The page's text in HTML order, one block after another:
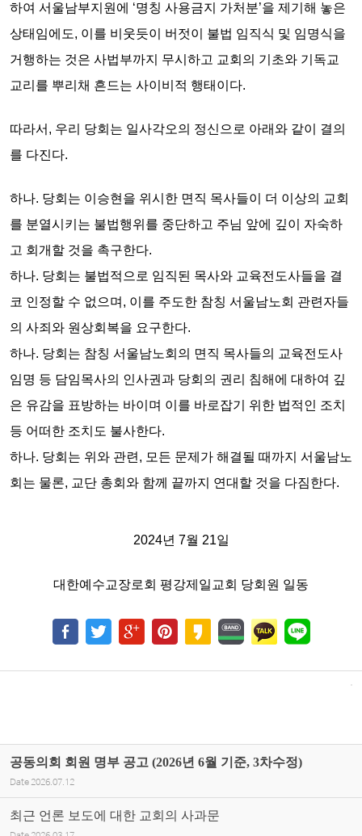
하여 서울남부지원에 ‘명칭 사용금지 가처분’을 제기해 놓은
상태임에도, 이를 비웃듯이 버젓이 불법 임직식 및 임명식을
거행하는 것은 사법부까지 무시하고 교회의 기초와 기독교
교리를 뿌리채 흔드는 사이비적 행태이다.
따라서, 우리 당회는 일사각오의 정신으로 아래와 같이 결의
를 다진다.
하나. 당회는 이승현을 위시한 면직 목사들이 더 이상의 교회
를 분열시키는 불법행위를 중단하고 주님 앞에 깊이 자숙하
고 회개할 것을 촉구한다.
하나. 당회는 불법적으로 임직된 목사와 교육전도사들을 결
코 인정할 수 없으며, 이를 주도한 참칭 서울남노회 관련자들
의 사죄와 원상회복을 요구한다.
하나. 당회는 참칭 서울남노회의 면직 목사들의 교육전도사
임명 등 담임목사의 인사권과 당회의 권리 침해에 대하여 깊
은 유감을 표방하는 바이며 이를 바로잡기 위한 법적인 조치
등 어떠한 조치도 불사한다.
하나. 당회는 위와 관련, 모든 문제가 해결될 때까지 서울남노
회는 물론, 교단 총회와 함께 끝까지 연대할 것을 다짐한다.
2024년 7월 21일
대한예수교장로회 평강제일교회 당회원 일동
공동의회 회원 명부 공고 (2026년 6월 기준, 3차수정)
Date 2026.07.12
최근 언론 보도에 대한 교회의 사과문